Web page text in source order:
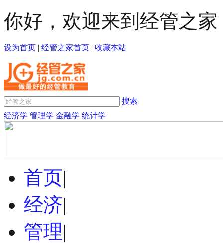
你好，欢迎来到经管之家
设为首页 | 经管之家首页 | 收藏本站
搜索
经济学 管理学 金融学 统计学
首页|
经济|
管理|